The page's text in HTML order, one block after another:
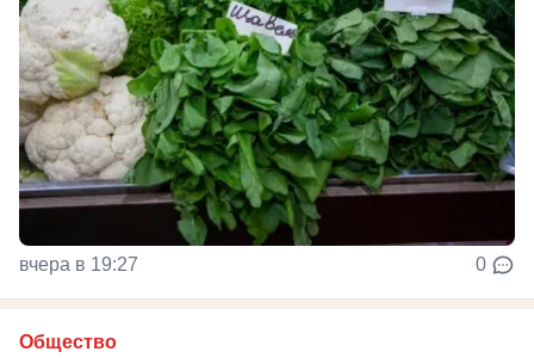
вчера в 19:27 0
Общество